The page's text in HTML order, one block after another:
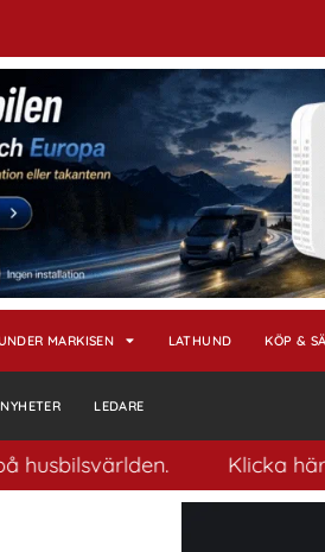
MARKISEN LATHUND KÖP &
NYHETER LEDARE
Klicka här för att